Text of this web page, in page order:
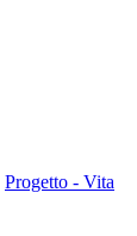
Progetto - Vita